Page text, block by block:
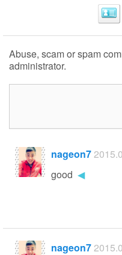
Abuse, scam or spam
administrator.
nageon7
good ◀
nageon7